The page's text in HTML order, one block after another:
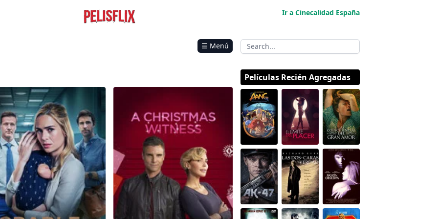
Ir a Cinecalidad España
☰ Menú
of Deception
Películas Recién Agregadas